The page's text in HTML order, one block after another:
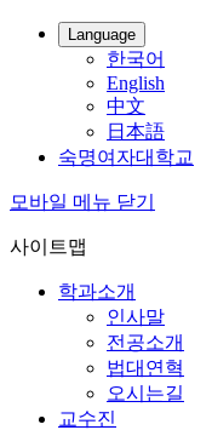
Language
한국어
English
中文
日本語
숙명여자대학교
모바일 메뉴 닫기
사이트맵
학과소개
인사말
전공소개
법대연혁
오시는길
교수진